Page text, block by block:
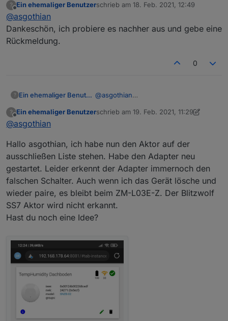
das falsche Gerät unter dem Reiter Geräte?
Adapter neu starten fehlt noch
nach der Umstellung die nicht mehr benutzten
Datenpunkte vom Adapter löschen zu lassen
(Erklärung wie steht im 1. Post des Threads)
A.
?
Offline
Ein ehemaliger Benutzerschrieb am 18. Feb. 2021, 12:49
zuletzt editiert von
@asgothian
Dankeschön, ich probiere es nachher aus und gebe eine
Rückmeldung.
0
? Ein ehemaliger Benutzer @asgothian
aus und gebe eine Rückmeldung.
?
Offline
Ein ehemaliger Benutzerschrieb am 19. Feb. 2021, 11:29
zuletzt editiert von Ein ehemaliger
@asgothian
Hallo asgothian, ich habe nun den Aktor auf der
ausschließen Liste stehen. Habe den Adapter neu
gestartet. Leider erkennt der Adapter immernoch den
falschen Schalter. Auch wenn ich das Gerät lösche und
wieder paire, es bleibt beim ZM-L03E-Z. Der Blitzwolf
SS7 Aktor wird nicht erkannt.
Hast du noch eine Idee?